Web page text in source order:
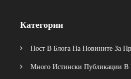
Категории
Пост В Блога На Новините За
Много Истински Публикации В